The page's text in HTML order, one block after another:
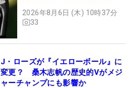
2026年8月6日 (木) 10時37分
33
J・ローズが『イエローボール』に
変更？ 桑木志帆の歴史的Vがメジ
ャーチャンプにも影響か